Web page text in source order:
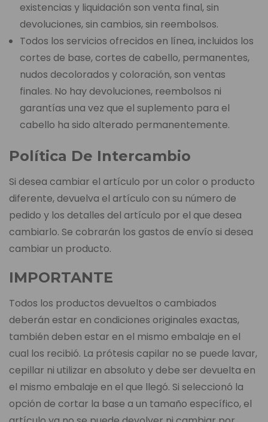
existencias y liquidación son venta final, sin
devoluciones, sin cambios, sin reembolsos.
Todos los servicios ofrecidos en línea, incluidos los
cortes de base, cortes de cabello, permanentes,
nudos decolorados y coloración, son ventas
finales. No hay devoluciones, reembolsos ni
garantías una vez que el suplemento para el
cabello ha sido alterado permanentemente.
Política De Intercambio
Si desea cambiar el artículo por un color o producto
diferente, devuelva el artículo con su número de
pedido y los detalles del artículo por el que desea
cambiarlo. Se cobrarán los gastos de envío si desea
cambiar un producto.
IMPORTANTE
Todos los productos devueltos o cambiados
deberán estar en condiciones originales exactas,
también deben estar en el mismo embalaje en el
cual los recibió. La prótesis capilar no se puede lavar,
cepillar ni utilizar en absoluto y debe ser devuelta en
el mismo embalaje en el que llegó. Si seleccionó la
opción de cortar la base a un tamaño específico, el